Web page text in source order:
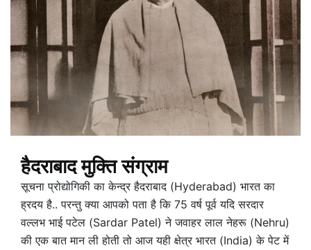
हैदराबाद मुक्ति संग्राम
सूचना प्रोद्योगिकी का केन्द्र हैदराबाद (Hyderabad) भारत का
ह्रदय है.. परन्तु क्या आपको पता है कि 75 वर्ष पूर्व यदि सरदार
वल्लभ भाई पटेल (Sardar Patel) ने जवाहर लाल नेहरू (Nehru)
की एक बात मान ली होती तो आज यही क्षेत्र भारत (India) के पेट में